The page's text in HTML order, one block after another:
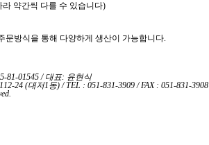
라 약간씩 다를 수 있습니다)
방식을 통해 다양하게 생산이 가능합니다.
81-01545 / 대표: 윤현식
24 (대저1동) / TEL : 051-831-3909 / FAX : 051-831-3908